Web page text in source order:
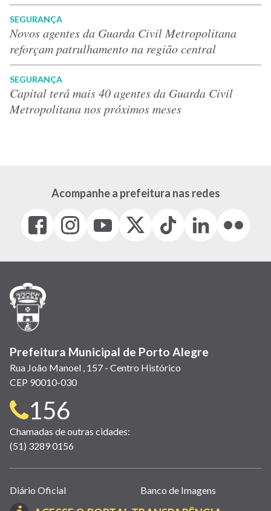
SEGURANÇA
Novos agentes da Guarda Civil Metropolitana
reforçam patrulhamento na região central
SEGURANÇA
Capital terá mais 40 agentes da Guarda Civil
Metropolitana nos próximos meses
Acompanhe a prefeitura nas redes
Facebook
(link
em
janela)
Instagram
(link
em
(link
em
(Antigo
(link
Tiktok
(link
em
LinkedIn
(link
em
(link
em
Prefeitura Municipal de Porto Alegre
Rua João Manoel , 157 - Centro Histórico
CEP 90010-030
Telefone
para
contato:
156
Chamadas de outras cidades:
(51) 3289 0156
Links
úteis
Diário Oficial Banco de Imagens